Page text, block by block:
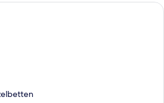
Ein Hotelzimmer mit Bett, einem